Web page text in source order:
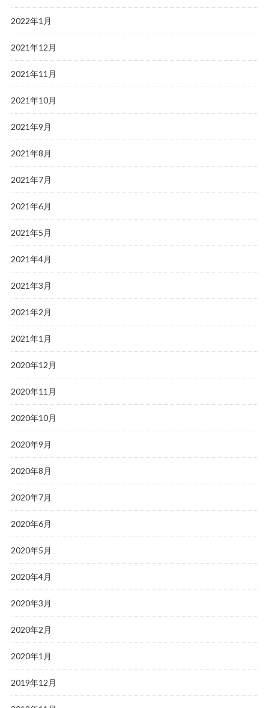
2022年1月
2021年12月
2021年11月
2021年10月
2021年9月
2021年8月
2021年7月
2021年6月
2021年5月
2021年4月
2021年3月
2021年2月
2021年1月
2020年12月
2020年11月
2020年10月
2020年9月
2020年8月
2020年7月
2020年6月
2020年5月
2020年4月
2020年3月
2020年2月
2020年1月
2019年12月